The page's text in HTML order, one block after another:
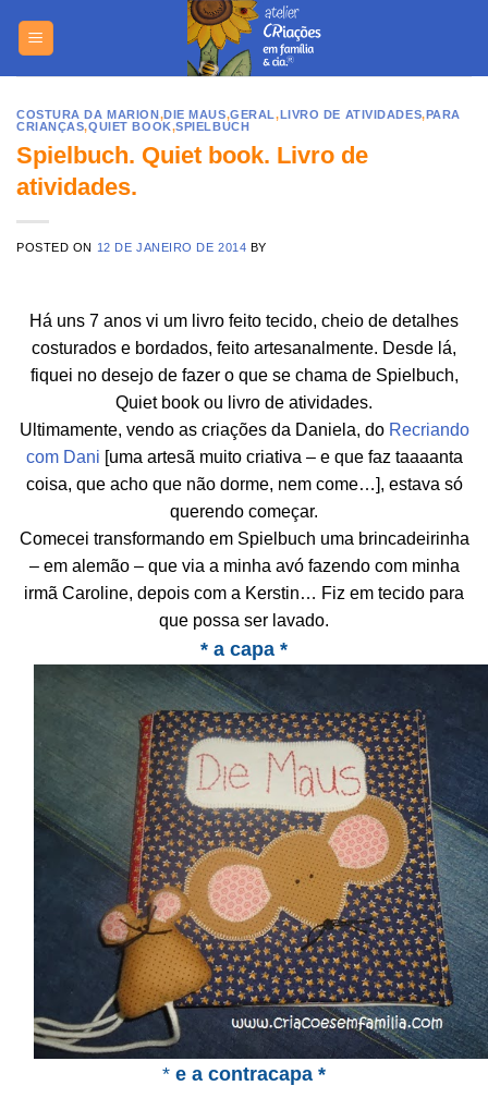
COSTURA DA MARION,DIE MAUS,GERAL,LIVRO DE ATIVIDADES,PARA
CRIANÇAS,QUIET BOOK,SPIELBUCH
Spielbuch. Quiet book. Livro de
atividades.
POSTED ON 12 DE JANEIRO DE 2014 BY
Há uns 7 anos vi um livro feito tecido, cheio de detalhes
costurados e bordados, feito artesanalmente. Desde lá,
fiquei no desejo de fazer o que se chama de Spielbuch,
Quiet book ou livro de atividades.
Ultimamente, vendo as criações da Daniela, do Recriando
com Dani [uma artesã muito criativa – e que faz taaaanta
coisa, que acho que não dorme, nem come…], estava só
querendo começar.
Comecei transformando em Spielbuch uma brincadeirinha
– em alemão – que via a minha avó fazendo com minha
irmã Caroline, depois com a Kerstin… Fiz em tecido para
que possa ser lavado.
* a capa *
* e a contracapa *